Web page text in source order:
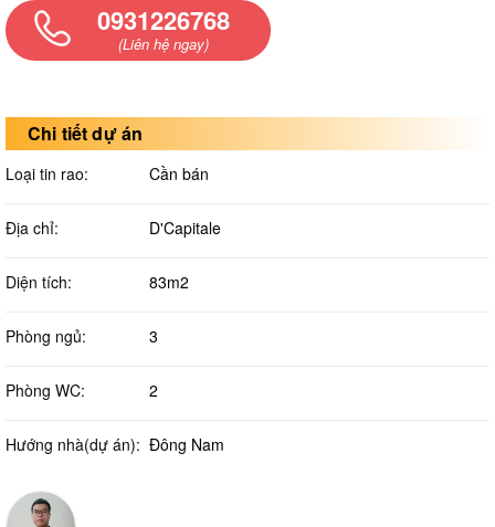
0931226768
(Liên hệ ngay)
Chi tiết dự án
Loại tin rao: Cần bán
Địa chỉ: D'Capitale
Diện tích: 83m2
Phòng ngủ: 3
Phòng WC: 2
Hướng nhà(dự án): Đông Nam